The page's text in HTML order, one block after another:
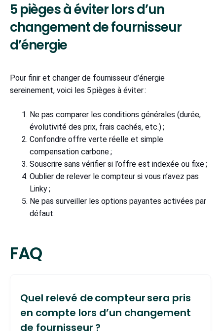
5 pièges à éviter lors d’un
changement de fournisseur
d’énergie
Pour finir et changer de fournisseur d’énergie
sereinement, voici les 5 pièges à éviter :
Ne pas comparer les conditions générales (durée,
évolutivité des prix, frais cachés, etc.) ;
Confondre offre verte réelle et simple
compensation carbone ;
Souscrire sans vérifier si l’offre est indexée ou fixe ;
Oublier de relever le compteur si vous n’avez pas
Linky ;
Ne pas surveiller les options payantes activées par
défaut.
FAQ
Quel relevé de compteur sera pris
en compte lors d’un changement
de fournisseur ?